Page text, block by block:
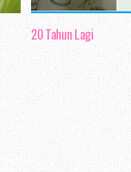
20 Tahun Lagi